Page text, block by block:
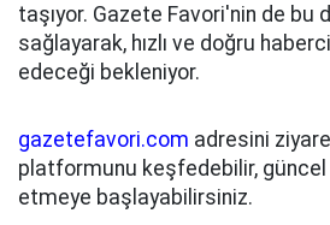
taşıyor. Gazete Favori'nin de bu
sağlayarak, hızlı ve doğru
edeceği bekleniyor.
gazetefavori.com adresini
platformunu keşfedebilir,
etmeye başlayabilirsiniz.